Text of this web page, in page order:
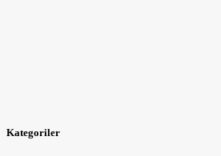
Kategoriler